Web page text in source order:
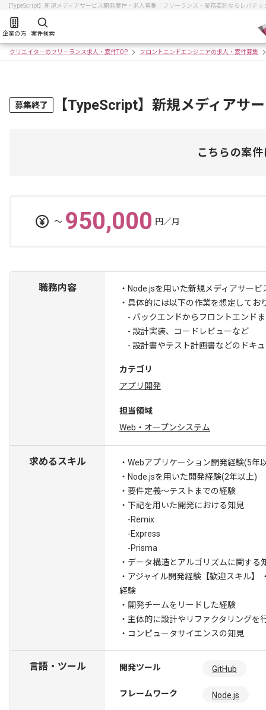
【TypeScript】新規メディアサービス開発案件・求人募集｜フリーランス・業務委託ならレバテッ
企業の方 案件検索
クリエイターのフリーランス求人・案件TOP フロントエンドエンジニアの求人・案件募集
募集終了 【TypeScript】新規メディアサ
こちらの案
〜 950,000 円／月
職務内容
・Node.jsを用いた新規メディアサー
・具体的には以下の作業を想定してお
- バックエンドからフロントエンド
- 設計実装、コードレビューなど
- 設計書やテスト計画書などのドキ
カテゴリ
アプリ開発
担当領域
Web・オープンシステム
求めるスキル
・Webアプリケーション開発経験(5年
・Node.jsを用いた開発経験(2年以上)
・要件定義～テストまでの経験
・下記を用いた開発における知見
-Remix
-Express
-Prisma
・データ構造とアルゴリズムに関する
・アジャイル開発経験 【歓迎スキル
経験
・開発チームをリードした経験
・主体的に設計やリファクタリングを
・コンピュータサイエンスの知見
言語・ツール 開発ツール GitHub
フレームワーク Node.js